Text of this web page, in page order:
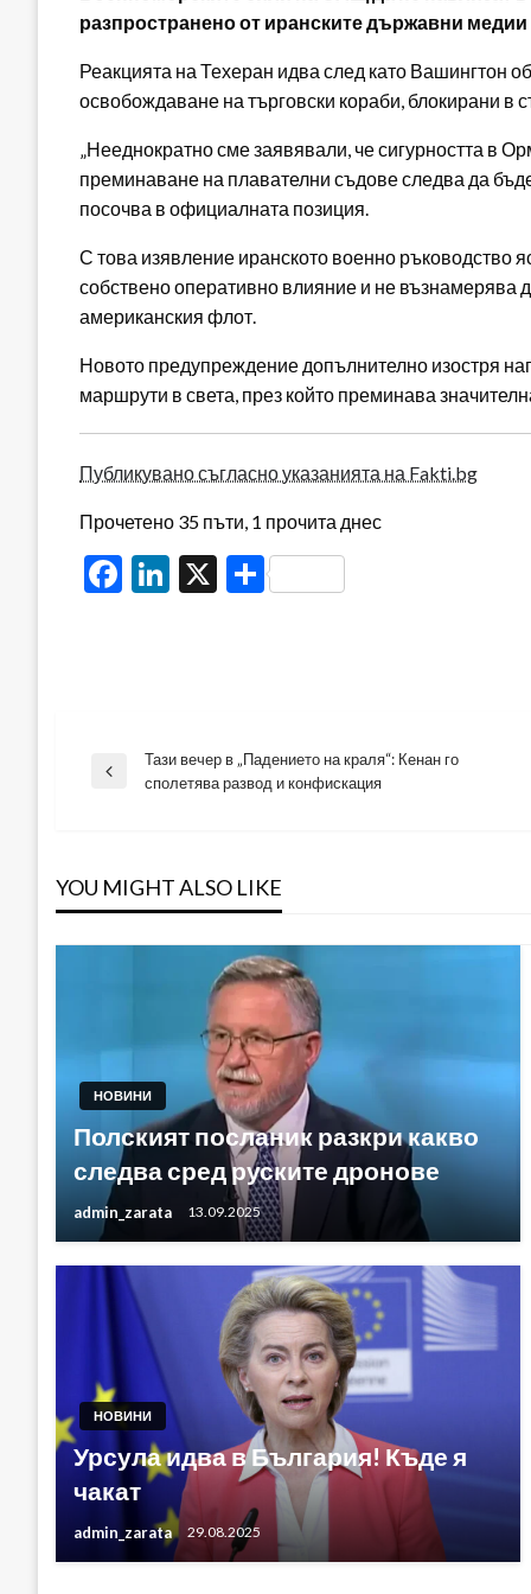
разпространено от иранските държавни
Реакцията на Техеран идва след като Вашингтон
освобождаване на търговски кораби, блокирани в
„Нееднократно сме заявявали, че сигурността в
преминаване на плавателни съдове следва да
посочва в официалната позиция.
С това изявление иранското военно ръководство
собствено оперативно влияние и не възнамерява
американския флот.
Новото предупреждение допълнително изостря
маршрути в света, през който преминава
Публикувано съгласно указанията на Fakti.bg
Прочетено 35 пъти, 1 прочита днес
Facebook
LinkedIn
X Share
Навигация
Previous
Тази вечер в „Падението на краля“: Кенан го
сполетява развод и конфискация
YOU MIGHT ALSO LIKE
НОВИНИ
Полският посланик разкри какво
следва сред руските дронове
admin_zarata 13.09.2025
НОВИНИ
Урсула идва в България! Къде я
чакат
admin_zarata 29.08.2025